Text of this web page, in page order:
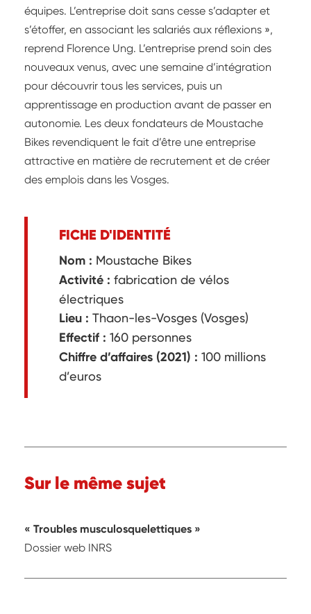
équipes. L’entreprise doit sans cesse s’adapter et
s’étoffer, en associant les salariés aux réflexions »,
reprend Florence Ung. L’entreprise prend soin des
nouveaux venus, avec une semaine d’intégration
pour découvrir tous les services, puis un
apprentissage en production avant de passer en
autonomie. Les deux fondateurs de Moustache
Bikes revendiquent le fait d’être une entreprise
attractive en matière de recrutement et de créer
des emplois dans les Vosges.
FICHE D'IDENTITÉ
Nom : Moustache Bikes
Activité : fabrication de vélos
électriques
Lieu : Thaon-les-Vosges (Vosges)
Effectif : 160 personnes
Chiffre d’affaires (2021) : 100 millions
d’euros
Sur le même sujet
« Troubles musculosquelettiques »
Dossier web INRS